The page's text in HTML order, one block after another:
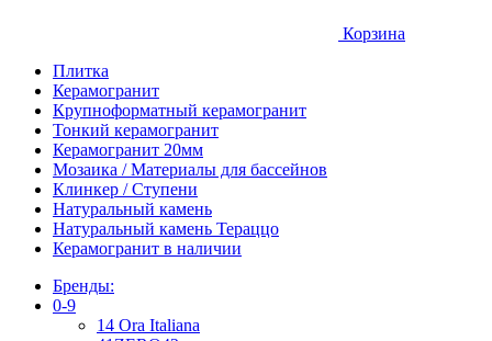
Корзина
Плитка
Керамогранит
Крупноформатный керамогранит
Тонкий керамогранит
Керамогранит 20мм
Мозаика / Материалы для бассейнов
Клинкер / Ступени
Натуральный камень
Натуральный камень Тераццо
Керамогранит в наличии
Бренды:
0-9
14 Ora Italiana